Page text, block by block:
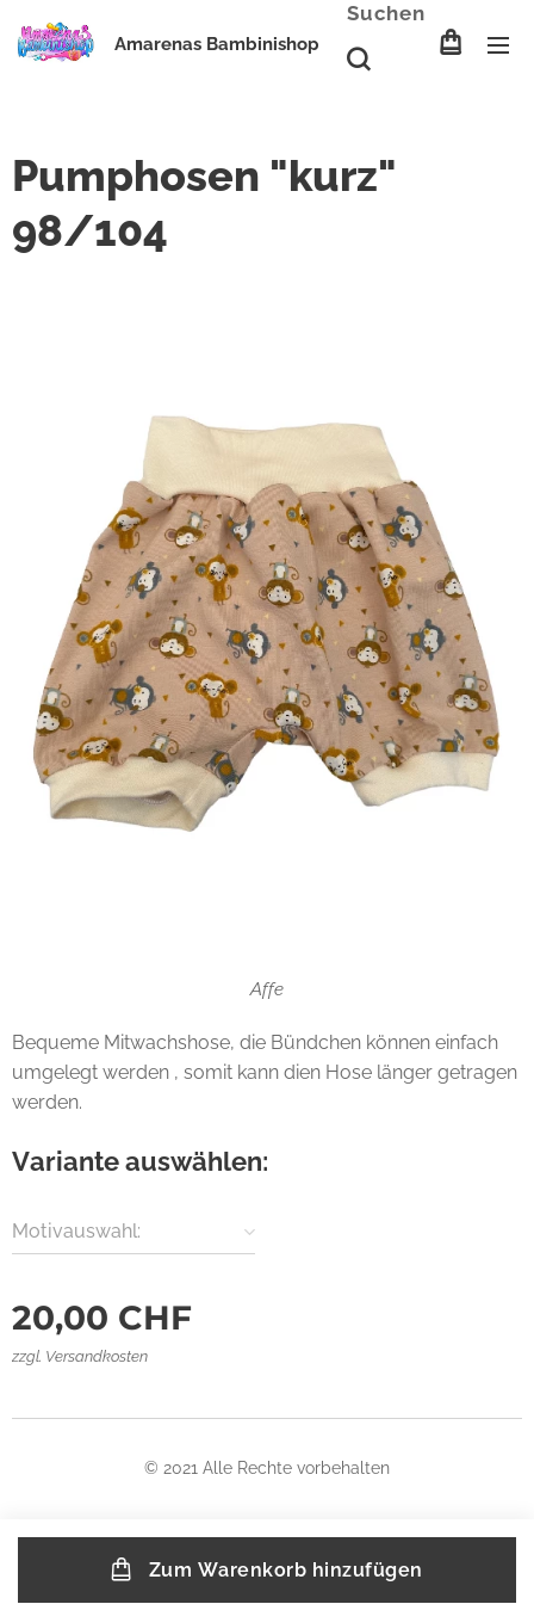
Amarenas Bambinishop
Suchen
Pumphosen "kurz"
98/104
Affe
Bequeme Mitwachshose, die Bündchen können einfach
umgelegt werden , somit kann dien Hose länger getragen
werden.
Variante auswählen:
Motivauswahl:
20,00 CHF
zzgl. Versandkosten
Zum Warenkorb hinzufügen
© 2021 Alle Rechte vorbehalten